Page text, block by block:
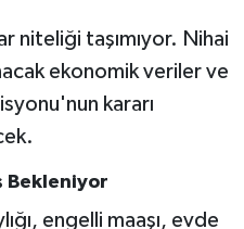
niteliği taşımıyor. Nihai
ekonomik veriler ve
kararı
Bekleniyor
engelli maaşı, evde